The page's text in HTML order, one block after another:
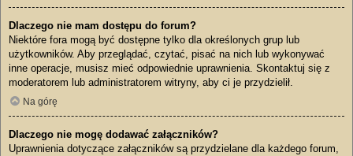
Dlaczego nie mam dostępu do forum?
Niektóre fora mogą być dostępne tylko dla określonych grup lub
użytkowników. Aby przeglądać, czytać, pisać na nich lub wykonywać
inne operacje, musisz mieć odpowiednie uprawnienia. Skontaktuj się z
moderatorem lub administratorem witryny, aby ci je przydzielił.
Na górę
Dlaczego nie mogę dodawać załączników?
Uprawnienia dotyczące załączników są przydzielane dla każdego forum,